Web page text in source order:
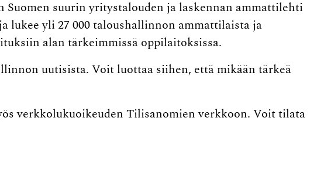
suurin yritystalouden ja laskennan ammattilehti
lukee yli 27 000 taloushallinnon ammattilaista ja
alan tärkeimmissä oppilaitoksissa.
uutisista. Voit luottaa siihen, että mikään tärkeä
verkkolukuoikeuden Tilisanomien verkkoon. Voit tilata